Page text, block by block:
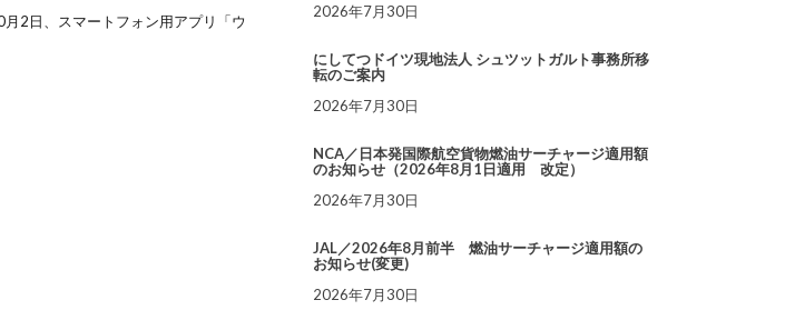
2日、スマートフォン用アプリ「ウ
2026年7月30日
にしてつドイツ現地法人 シュツットガルト事務所移
転のご案内
2026年7月30日
NCA／日本発国際航空貨物燃油サーチャージ適用額
のお知らせ（2026年8月1日適用 改定）
2026年7月30日
JAL／2026年8月前半 燃油サーチャージ適用額の
お知らせ(変更)
2026年7月30日